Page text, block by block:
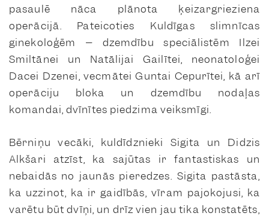
pasaulē nāca plānota ķeizargrieziena
operācijā. Pateicoties Kuldīgas slimnīcas
ginekoloģēm – dzemdību speciālistēm Ilzei
Smiltānei un Natālijai Gailītei, neonatoloģei
Dacei Dzenei, vecmātei Guntai Cepurītei, kā arī
operāciju bloka un dzemdību nodaļas
komandai, dvīnītes piedzima veiksmīgi.
Bērniņu vecāki, kuldīdznieki Sigita un Didzis
Alkšari atzīst, ka sajūtas ir fantastiskas un
nebaidās no jaunās pieredzes. Sigita pastāsta,
ka uzzinot, ka ir gaidībās, vīram pajokojusi, ka
varētu būt dvīņi, un drīz vien jau tika konstatēts,